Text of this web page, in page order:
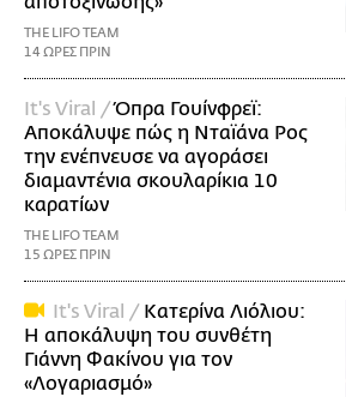
THE LIFO TEAM
14 ΩΡΕΣ ΠΡΙΝ
It's Viral /Όπρα Γουίνφρεϊ:
Αποκάλυψε πώς η Νταϊάνα Ρος
την ενέπνευσε να αγοράσει
διαμαντένια σκουλαρίκια 10
καρατίων
THE LIFO TEAM
15 ΩΡΕΣ ΠΡΙΝ
It's Viral / Κατερίνα Λιόλιου:
Η αποκάλυψη του συνθέτη
Γιάννη Φακίνου για τον
«Λογαριασμό»